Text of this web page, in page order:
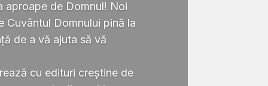
aproape de Domnul! Noi
Cuvântul Domnului pină la
de a vă ajuta să vă
cu edituri creștine de